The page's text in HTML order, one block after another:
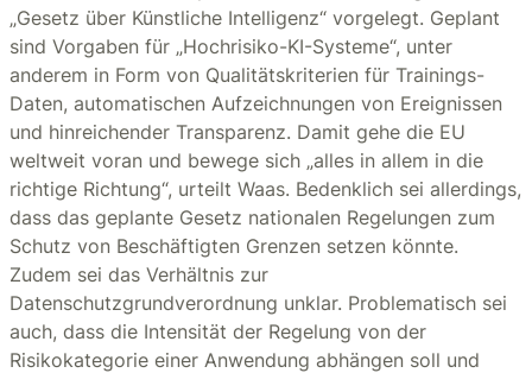
„Gesetz über Künstliche Intelligenz“ vorgelegt. Geplant
sind Vorgaben für „Hochrisiko-KI-Systeme“, unter
anderem in Form von Qualitätskriterien für Trainings-
Daten, automatischen Aufzeichnungen von Ereignissen
und hinreichender Transparenz. Damit gehe die EU
weltweit voran und bewege sich „alles in allem in die
richtige Richtung“, urteilt Waas. Bedenklich sei allerdings,
dass das geplante Gesetz nationalen Regelungen zum
Schutz von Beschäftigten Grenzen setzen könnte.
Zudem sei das Verhältnis zur
Datenschutzgrundverordnung unklar. Problematisch sei
auch, dass die Intensität der Regelung von der
Risikokategorie einer Anwendung abhängen soll und